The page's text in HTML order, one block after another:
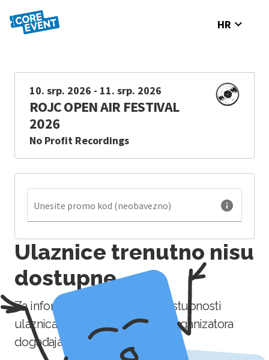
HR expand_more
10. srp. 2026 - 11. srp. 2026
ROJC OPEN AIR FESTIVAL
2026
No Profit Recordings
Unesite promo kod (neobavezno) info
Ulaznice trenutno nisu
dostupne
Za informaciju o naknadnoj dostupnosti
ulaznica molimo kontaktirajte organizatora
događaja.